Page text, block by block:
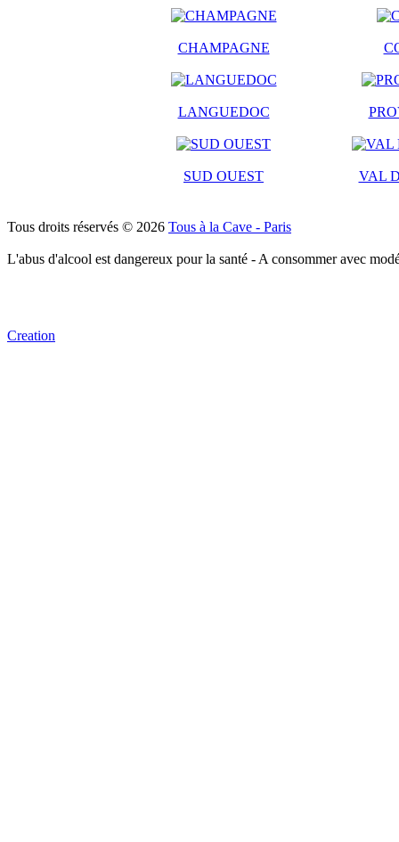
CHAMPAGNE
LANGUEDOC
SUD OUEST VAL
Tous droits réservés © 2026 Tous à la Cave - Paris
L'abus d'alcool est dangereux pour la santé - A consommer avec
Creation